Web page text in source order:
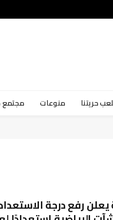
حريتنا منوعات
يعلن رفع درجة